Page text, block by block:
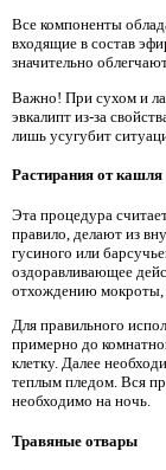
Все компоненты
входящие в состав
значительно
Важно! При сухом и
эвкалипт из-за
лишь усугубит
Растирания от кашля
Эта процедура
правило, делают из
гусиного или
оздоравливающее
отхождению мокроты,
Для правильного
примерно до
клетку. Далее
теплым пледом. Вся
необходимо на ночь.
Травяные отвары